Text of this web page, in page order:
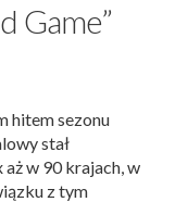
Game”
hitem sezonu
stał
w 90 krajach, w
z tym